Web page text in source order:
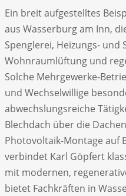
Ein breit aufgestelltes
aus Wasserburg am Inn,
Spenglerei, Heizungs- und
Wohnraumlüftung und
Solche Mehrgewerke-
und Wechselwillige
abwechslungsreiche
Blechdach über die
Photovoltaik-Montage auf
verbindet Karl Göpfert
mit modernen,
bietet Fachkräften in